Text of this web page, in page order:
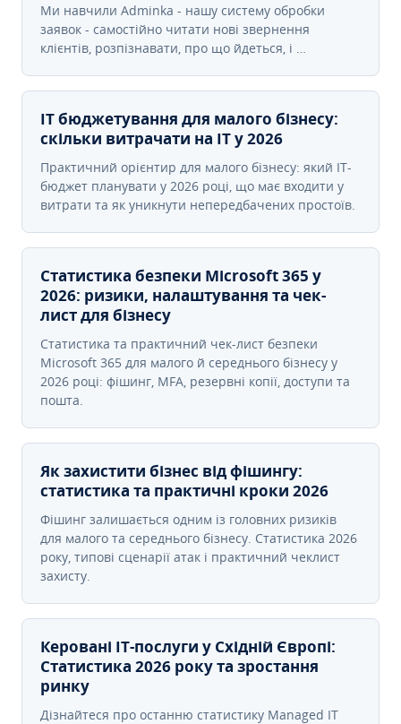
Ми навчили Adminka - нашу систему обробки
заявок - самостійно читати нові звернення
клієнтів, розпізнавати, про що йдеться, і …
IT бюджетування для малого бізнесу:
скільки витрачати на IT у 2026
Практичний орієнтир для малого бізнесу: який IT-
бюджет планувати у 2026 році, що має входити у
витрати та як уникнути непередбачених простоїв.
Статистика безпеки Microsoft 365 у
2026: ризики, налаштування та чек-
лист для бізнесу
Статистика та практичний чек-лист безпеки
Microsoft 365 для малого й середнього бізнесу у
2026 році: фішинг, MFA, резервні копії, доступи та
пошта.
Як захистити бізнес від фішингу:
статистика та практичні кроки 2026
Фішинг залишається одним із головних ризиків
для малого та середнього бізнесу. Статистика 2026
року, типові сценарії атак і практичний чеклист
захисту.
Керовані ІТ-послуги у Східній Європі:
Статистика 2026 року та зростання
ринку
Дізнайтеся про останню статистику Managed IT